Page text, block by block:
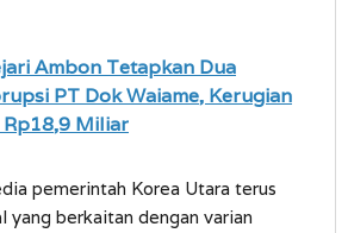
Ambon Tetapkan Dua
PT Dok Waiame, Kerugian
Rp18,9 Miliar
pemerintah Korea Utara terus
yang berkaitan dengan varian